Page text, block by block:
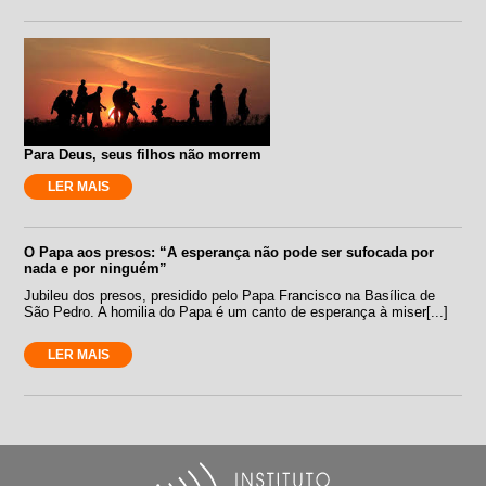
Para Deus, seus filhos não morrem
LER MAIS
O Papa aos presos: “A esperança não pode ser sufocada por
nada e por ninguém”
Jubileu dos presos, presidido pelo Papa Francisco na Basílica de
São Pedro. A homilia do Papa é um canto de esperança à miser[...]
LER MAIS